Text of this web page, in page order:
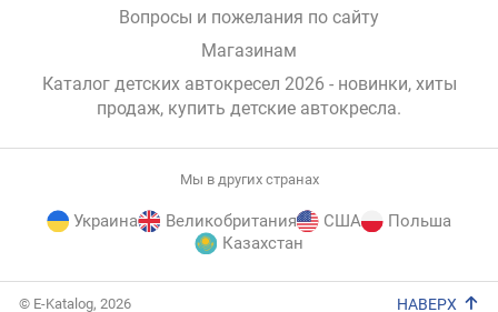
Вопросы и пожелания по сайту
Магазинам
Каталог детских автокресел 2026 - новинки, хиты
продаж, купить детские автокресла.
Мы в других странах
Украина Великобритания США
Польша
Казахстан
© E-Katalog, 2026 НАВЕРХ